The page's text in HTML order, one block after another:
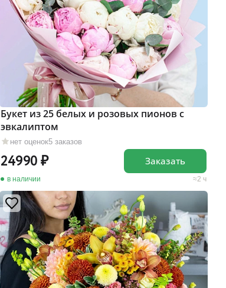
нет оценок5 заказов
Букет из 25 белых и розовых пионов с
эвкалиптом
24990
в наличии 2 ч
Заказать